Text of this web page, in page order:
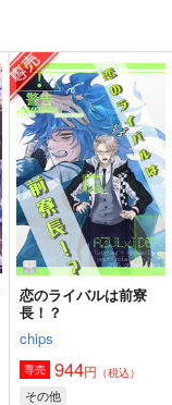
よく、或る話。異る
話。
第一の瓶
787円（税込）
アズール×イデア
サンプル
作品詳細
恋のライバルは前寮
長！？
chips
専売 944円 （税込）
その他